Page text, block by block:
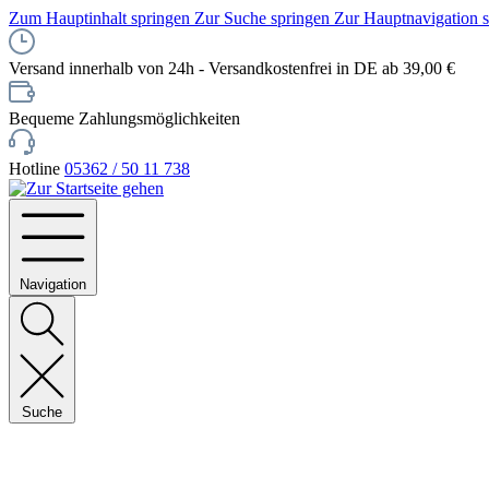
Zum Hauptinhalt springen Zur Suche springen Zur Hauptnavigation
Versand innerhalb von 24h - Versandkostenfrei in DE ab 39,00 €
Bequeme Zahlungsmöglichkeiten
Hotline 05362 / 50 11 738
Navigation
Suche